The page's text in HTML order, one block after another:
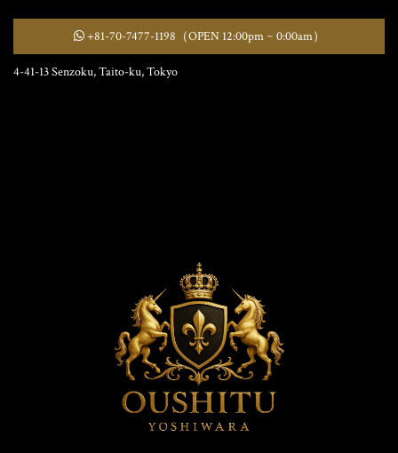
+81-70-7477-1198 （OPEN 12:00pm ~ 0:00am）
4-41-13 Senzoku, Taito-ku, Tokyo